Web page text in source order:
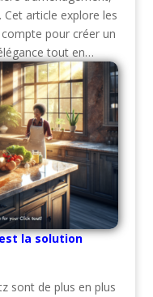
article explore les
pour créer un
tout en…
la solution
sont de plus en plus